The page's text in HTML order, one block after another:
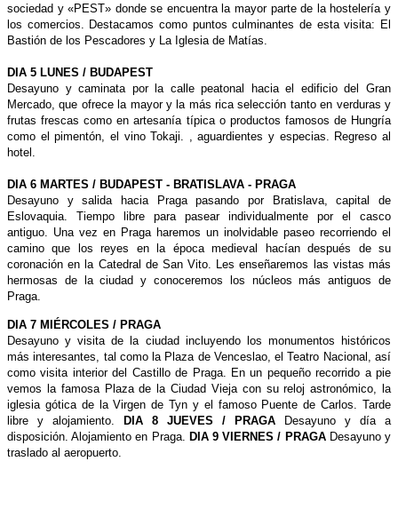
sociedad y «PEST» donde se encuentra la mayor parte de la hostelería y
los comercios. Destacamos como puntos culminantes de esta visita: El
Bastión de los Pescadores y La Iglesia de Matías.
DIA 5 LUNES / BUDAPEST
Desayuno y caminata por la calle peatonal hacia el edificio del Gran
Mercado, que ofrece la mayor y la más rica selección tanto en verduras y
frutas frescas como en artesanía típica o productos famosos de Hungría
como el pimentón, el vino Tokaji. , aguardientes y especias. Regreso al
hotel.
DIA 6 MARTES / BUDAPEST - BRATISLAVA - PRAGA
Desayuno y salida hacia Praga pasando por Bratislava, capital de
Eslovaquia.
Tiempo libre para pasear individualmente por el casco
antiguo. Una vez en Praga haremos un inolvidable paseo recorriendo el
camino que los reyes en la época medieval hacían después de su
coronación en la Catedral de San Vito. Les enseñaremos las vistas más
hermosas de la ciudad y conoceremos los núcleos más antiguos de
Praga.
DIA 7 MIÉRCOLES / PRAGA
Desayuno y visita de la ciudad incluyendo los monumentos históricos
más interesantes, tal como la Plaza de Venceslao, el Teatro Nacional, así
como visita interior del Castillo de Praga. En un pequeño recorrido a pie
vemos la famosa Plaza de la Ciudad Vieja con su reloj astronómico, la
iglesia gótica de la Virgen de Tyn y el famoso Puente de Carlos. Tarde
libre y alojamiento. DIA 8 JUEVES / PRAGA Desayuno y día a
disposición. Alojamiento en Praga. DIA 9 VIERNES / PRAGADesayuno y
traslado al aeropuerto.